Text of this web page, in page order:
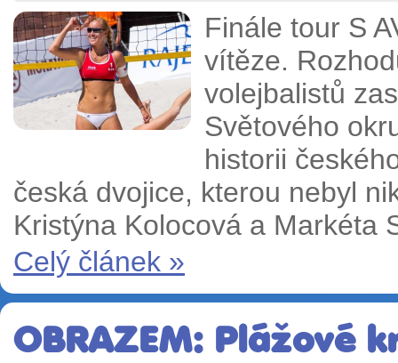
Finále tour S
vítěze.
volejbalistů
Světového
historii
česká dvojice, kterou nebyl
Kristýna Kolocová a Markéta
Celý článek »
OBRAZEM: Plážové